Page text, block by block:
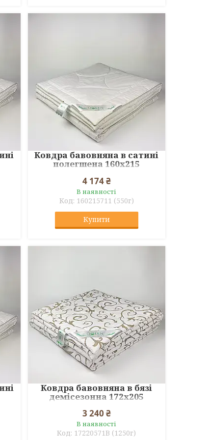
Ковдра бавовняна в сатині
полегшена 160x215
4 174 ₴
В наявності
160215711 (550г)
Купити
Ковдра бавовняна в бязі
демісезонна 172x205
3 240 ₴
В наявності
17220571B (1250г)